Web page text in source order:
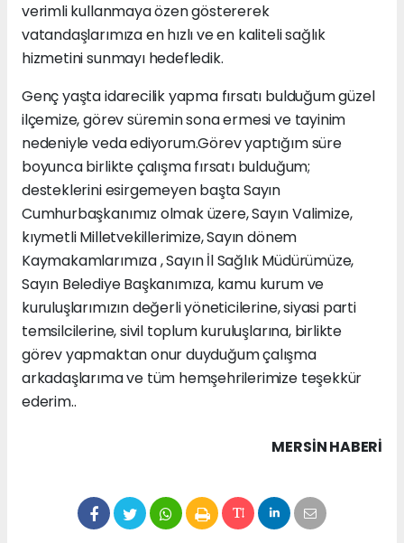
verimli kullanmaya özen göstererek
vatandaşlarımıza en hızlı ve en kaliteli sağlık
hizmetini sunmayı hedefledik.
Genç yaşta idarecilik yapma fırsatı bulduğum güzel
ilçemize, görev süremin sona ermesi ve tayinim
nedeniyle veda ediyorum.Görev yaptığım süre
boyunca birlikte çalışma fırsatı bulduğum;
desteklerini esirgemeyen başta Sayın
Cumhurbaşkanımız olmak üzere, Sayın Valimize,
kıymetli Milletvekillerimize, Sayın dönem
Kaymakamlarımıza , Sayın İl Sağlık Müdürümüze,
Sayın Belediye Başkanımıza, kamu kurum ve
kuruluşlarımızın değerli yöneticilerine, siyasi parti
temsilcilerine, sivil toplum kuruluşlarına, birlikte
görev yapmaktan onur duyduğum çalışma
arkadaşlarıma ve tüm hemşehrilerimize teşekkür
ederim..
MERSIN HABERİ